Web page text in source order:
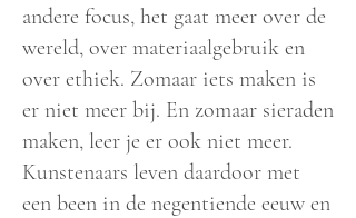
andere focus, het gaat meer over de
wereld, over materiaalgebruik en
over ethiek. Zomaar iets maken is
er niet meer bij. En zomaar sieraden
maken, leer je er ook niet meer.
Kunstenaars leven daardoor met
een been in de negentiende eeuw en